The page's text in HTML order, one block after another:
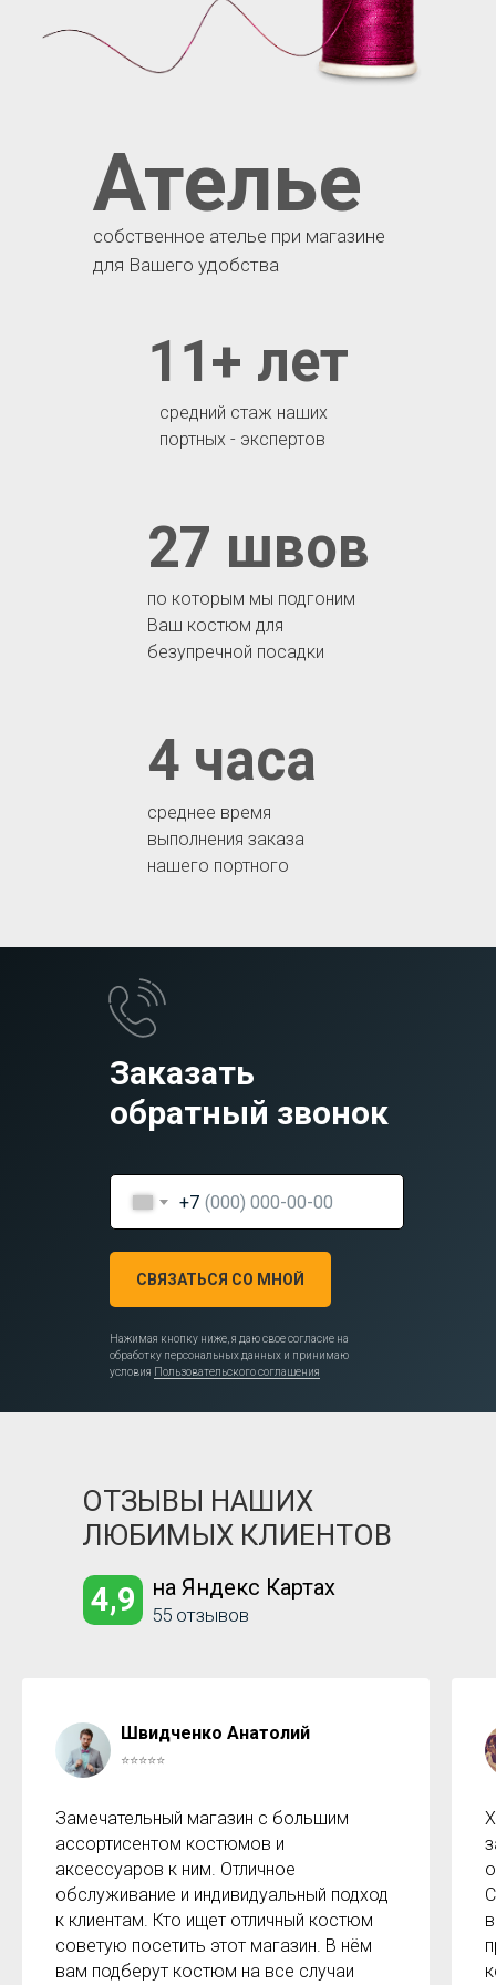
среднее время
выполнения заказа
нашего портного
4 часа
по которым мы подгоним
Ваш костюм для
безупречной посадки
27 швов
средний стаж наших
портных - экспертов
11+ лет
Ателье
собственное ателье при магазине
для Вашего удобства
Заказать
обратный звонок
+7
СВЯЗАТЬСЯ СО МНОЙ
Нажимая кнопку ниже, я даю свое согласие на
обработку персональных данных и принимаю
условия Пользовательского соглашения
55 отзывов
на Яндекс Картах
4,9
ОТЗЫВЫ НАШИХ
ЛЮБИМЫХ КЛИЕНТОВ
Швидченко Анатолий
⭐⭐⭐⭐⭐
Замечательный магазин с большим
ассортисентом костюмов и
аксессуаров к ним. Отличное
обслуживание и индивидуальный подход
к клиентам. Кто ищет отличный костюм
советую посетить этот магазин. В нём
вам подберут костюм на все случаи